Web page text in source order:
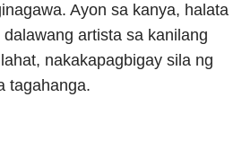
Ayon sa kanya, halata
artista sa kanilang
nakakapagbigay sila ng
tagahanga.